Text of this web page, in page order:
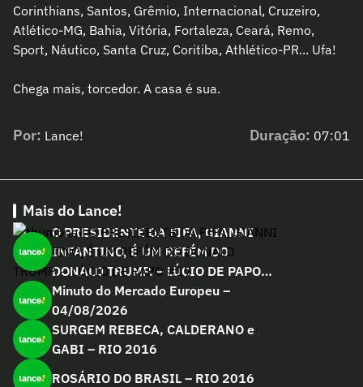
Corinthians, Santos, Grêmio, Internacional, Cruzeiro,
Atlético-MG, Bahia, Vitória, Fortaleza, Ceará, Remo,
Sport, Náutico, Santa Cruz, Coritiba, Athlético-PR... Ufa!
Chega mais, torcedor. A casa é sua.
Por: Lance! Duração: 07:01
Mais do Lance!
O PRESIDENTE DA FIFA, GIANNI
INFANTINO, É UM REFÉM DO
DONALD TRUMP. – LÚCIO DE PAPO
#17
Minuto do Mercado Europeu –
04/08/2026
SURGEM REBECA, CALDERANO e
GABI – RIO 2016
ROSÁRIO DO BRASIL – RIO 2016